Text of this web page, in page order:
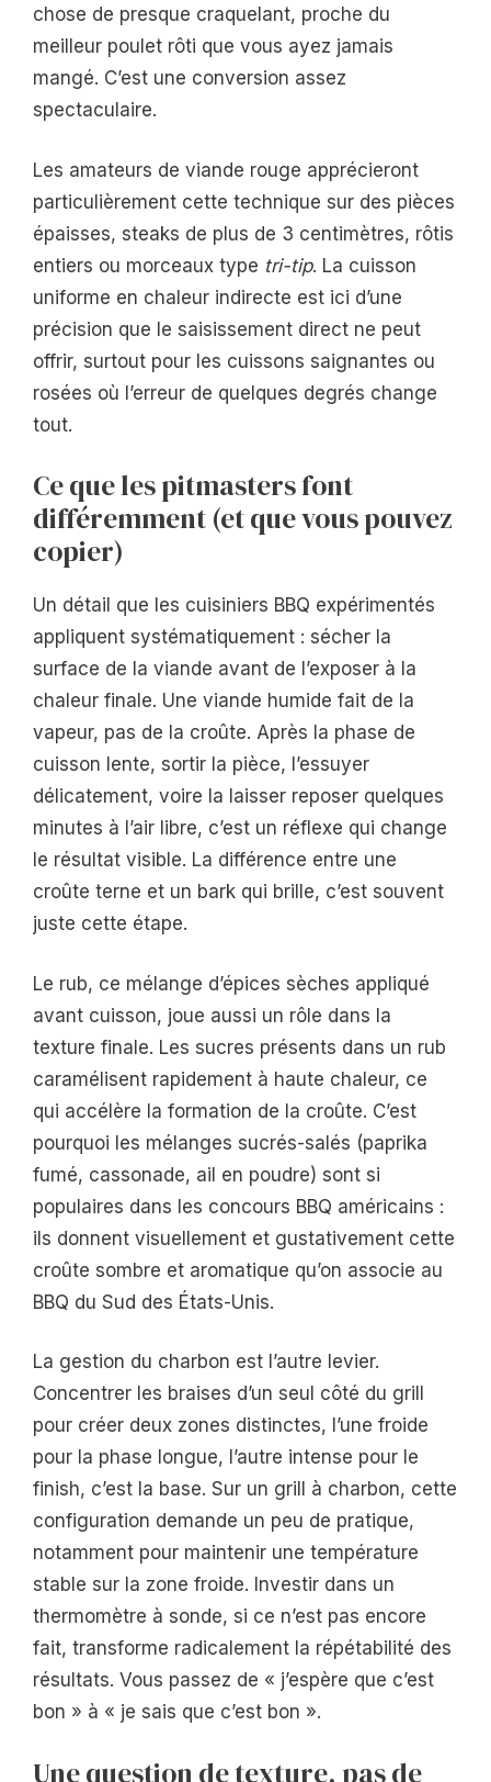
chose de presque craquelant, proche du
meilleur poulet rôti que vous ayez jamais
mangé. C’est une conversion assez
spectaculaire.
Les amateurs de viande rouge apprécieront
particulièrement cette technique sur des pièces
épaisses, steaks de plus de 3 centimètres, rôtis
entiers ou morceaux type tri-tip. La cuisson
uniforme en chaleur indirecte est ici d’une
précision que le saisissement direct ne peut
offrir, surtout pour les cuissons saignantes ou
rosées où l’erreur de quelques degrés change
tout.
Ce que les pitmasters font
différemment (et que vous pouvez
copier)
Un détail que les cuisiniers BBQ expérimentés
appliquent systématiquement : sécher la
surface de la viande avant de l’exposer à la
chaleur finale. Une viande humide fait de la
vapeur, pas de la croûte. Après la phase de
cuisson lente, sortir la pièce, l’essuyer
délicatement, voire la laisser reposer quelques
minutes à l’air libre, c’est un réflexe qui change
le résultat visible. La différence entre une
croûte terne et un bark qui brille, c’est souvent
juste cette étape.
Le rub, ce mélange d’épices sèches appliqué
avant cuisson, joue aussi un rôle dans la
texture finale. Les sucres présents dans un rub
caramélisent rapidement à haute chaleur, ce
qui accélère la formation de la croûte. C’est
pourquoi les mélanges sucrés-salés (paprika
fumé, cassonade, ail en poudre) sont si
populaires dans les concours BBQ américains :
ils donnent visuellement et gustativement cette
croûte sombre et aromatique qu’on associe au
BBQ du Sud des États-Unis.
La gestion du charbon est l’autre levier.
Concentrer les braises d’un seul côté du grill
pour créer deux zones distinctes, l’une froide
pour la phase longue, l’autre intense pour le
finish, c’est la base. Sur un grill à charbon, cette
configuration demande un peu de pratique,
notamment pour maintenir une température
stable sur la zone froide. Investir dans un
thermomètre à sonde, si ce n’est pas encore
fait, transforme radicalement la répétabilité des
résultats. Vous passez de « j’espère que c’est
bon » à « je sais que c’est bon ».
Une question de texture, pas de